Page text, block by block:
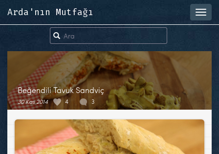
Arda'nın Mutfağı
Beğendili Tavuk Sandviç
30 Kas 2014 4 3